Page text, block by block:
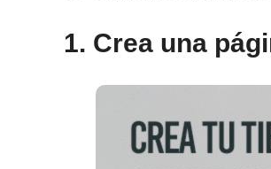
1. Crea una